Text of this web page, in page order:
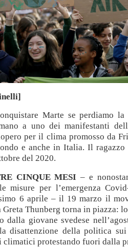
Marte se perdiamo
a uno dei manifestanti
per il clima promosso da
e anche in Italia. Il ragazzo
del 2020.
CINQUE MESI – e
misure per l’emergenza
6 aprile – il 19 marzo il
Greta Thunberg torna in piazza:
dalla giovane svedese
disattenzione della politica
climatici protestando fuori dalla